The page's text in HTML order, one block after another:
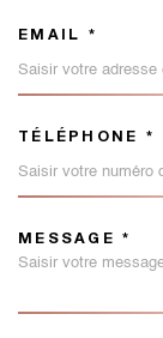
EMAIL *
TÉLÉPHONE *
MESSAGE *